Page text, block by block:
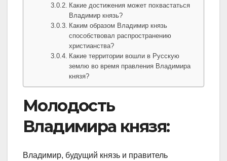
Какие достижения может похвастаться
Владимир князь?
Каким образом Владимир князь
способствовал распространению
христианства?
Какие территории вошли в Русскую
землю во время правления Владимира
князя?
Молодость
Владимира князя:
Владимир, будущий князь и правитель